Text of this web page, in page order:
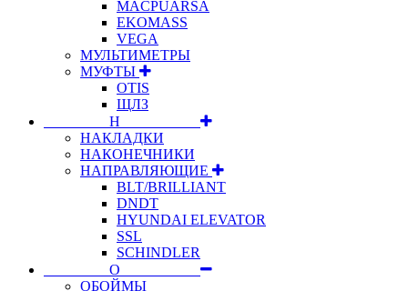
MACPUARSA
EKOMASS
VEGA
МУЛЬТИМЕТРЫ
МУФТЫ
OTIS
ЩЛЗ
⠀⠀⠀⠀⠀⠀Н⠀⠀⠀⠀⠀⠀⠀
НАКЛАДКИ
НАКОНЕЧНИКИ
НАПРАВЛЯЮЩИЕ
BLT/BRILLIANT
DNDT
HYUNDAI ELEVATOR
SSL
SCHINDLER
⠀⠀⠀⠀⠀⠀О⠀⠀⠀⠀⠀⠀⠀
ОБОЙМЫ